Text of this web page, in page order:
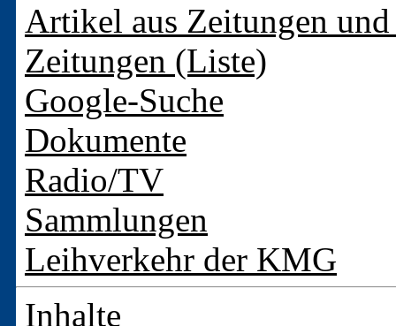
Artikel aus Zeitungen
Zeitungen (Liste)
Google-Suche
Dokumente
Radio/TV
Sammlungen
Leihverkehr der KMG
Inhalte